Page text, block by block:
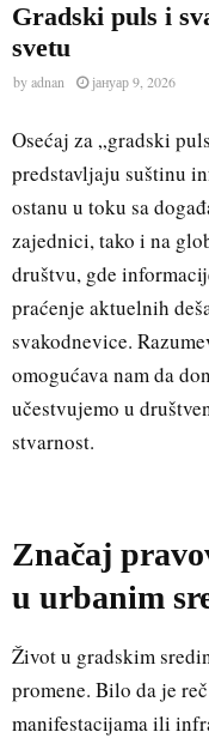
Gradski puls i
svetu
byadnan јануар 9, 2026
Osećaj za „gradski
predstavljaju suštinu
ostanu u toku sa
zajednici, tako i na
društvu, gde
praćenje aktuelnih
svakodnevice.
omogućava nam da
učestvujemo u
stvarnost.
Značaj
u urbanim
Život u gradskim
promene. Bilo da je
manifestacijama ili